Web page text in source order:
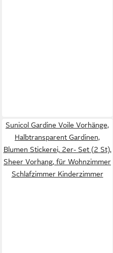
Sunicol Gardine Voile Vorhänge,
Halbtransparent Gardinen,
Blumen Stickerei, 2er- Set (2 St),
Sheer Vorhang, für Wohnzimmer
Schlafzimmer Kinderzimmer